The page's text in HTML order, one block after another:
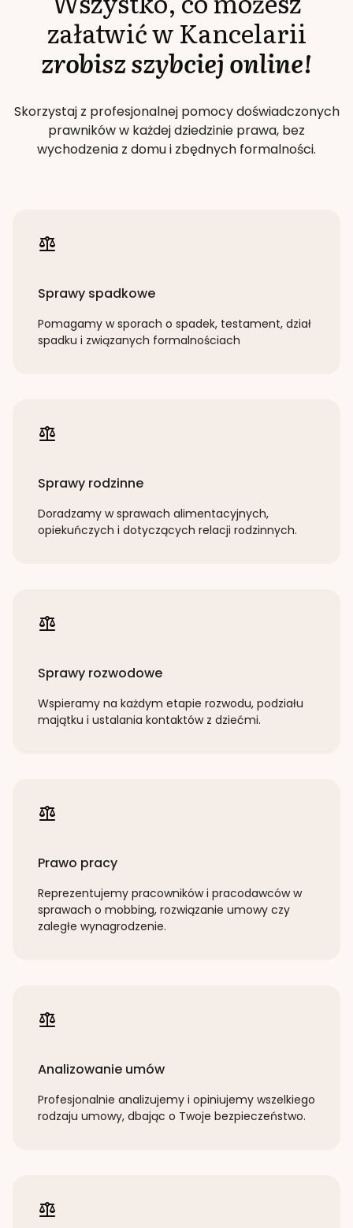
załatwić w Kancelarii
zrobisz szybciej online!
Skorzystaj z profesjonalnej pomocy doświadczonych
prawników w każdej dziedzinie prawa, bez
wychodzenia z domu i zbędnych formalności.
Sprawy spadkowe
Pomagamy w sporach o spadek, testament, dział
spadku i związanych formalnościach
Sprawy rodzinne
Doradzamy w sprawach alimentacyjnych,
opiekuńczych i dotyczących relacji rodzinnych.
Sprawy rozwodowe
Wspieramy na każdym etapie rozwodu, podziału
majątku i ustalania kontaktów z dziećmi.
Prawo pracy
Reprezentujemy pracowników i pracodawców w
sprawach o mobbing, rozwiązanie umowy czy
zaległe wynagrodzenie.
Analizowanie umów
Profesjonalnie analizujemy i opiniujemy wszelkiego
rodzaju umowy, dbając o Twoje bezpieczeństwo.